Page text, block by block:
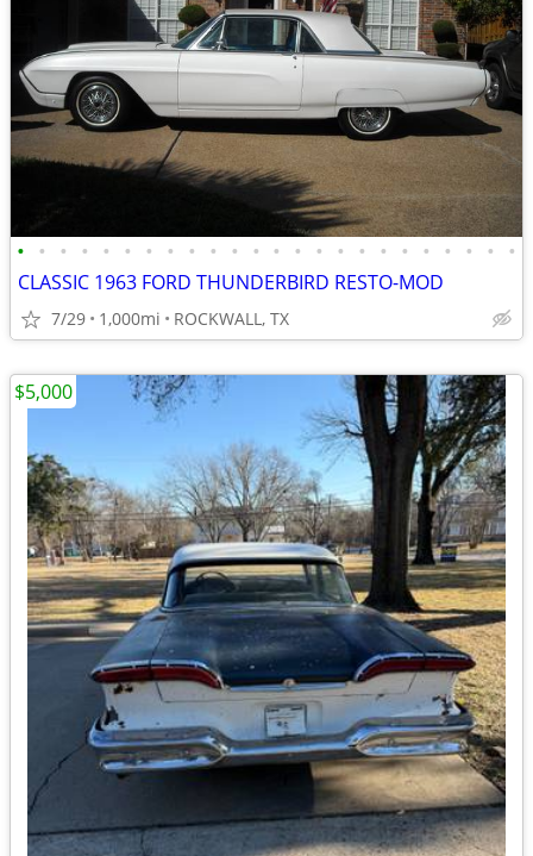
• • • • • • • • • • • • • • • • • • • • • • • •
CLASSIC 1963 FORD THUNDERBIRD RESTO-MOD
7/29 1,000mi ROCKWALL, TX
$5,000